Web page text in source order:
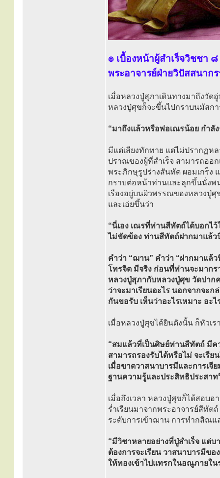
๏ เบื้องหน้าผู้สำเร็จวิชชา ๘
พระอาจารย์ฝ่ายวิปัสสนาก
เมื่อหลวงปู่สุภาเดินทางมาถึงวัด
หลวงปู่ศุขก็จะขึ้นไปกราบนมัสก
“มาถึงแล้วหรือพ่อเณรน้อย กำลั
มีแต่เสียงทักทาย แต่ไม่ปรากฏห
ปราณของผู้ที่สำเร็จ สามารถออ
พระภิกษุรูปร่างสันทัด ผอมเกร็ง
กราบต่อหน้าท่านและลุกขึ้นนั่งพ
เรืองอยู่บนผิวพรรณของหลวงปู่
และเอ่ยขึ้นว่า
“นี่เอง เณรที่ท่านสีทัตถ์ได้บอกไ
ไม่ขัดข้อง ท่านสีทัตถ์ฝากมาแล้ว
คำว่า “ฌาน” คำว่า “ฝากมาแล้
โทรจิต มีจริง ก่อนที่ท่านจะมาก
หลวงปู่สุภากับหลวงปู่ศุข วัดปาก
ว่าจะมาเรียนอะไร นอกจากจะก
กันขอรับ เห็นว่าอะไรเหมาะ อะ
เมื่อหลวงปู่ศุขได้ยินดังนั้น ก็หัวเ
“สมแล้วที่เป็นศิษย์ท่านสีทัตถ์ มีค
สามารถรองรับได้หรือไม่ จะเรีย
เมื่อขาดวาสนาบารมีและการเจี
ฐานความรู้และประสิทธิประสาท
เมื่อถึงเวลา หลวงปู่ศุขก็ได้สอบ
ร่ำเรียนมาจากพระอาจารย์สีทัต
ระดับการเข้าฌาน การทำกสิณแ
“มีวิชาหลายอย่างที่ปู่สำเร็จ แต่
ต้องการจะเรียน วาสนาบารมีข
ให้ทองเข้าไปแทรกในอณูภายในร่